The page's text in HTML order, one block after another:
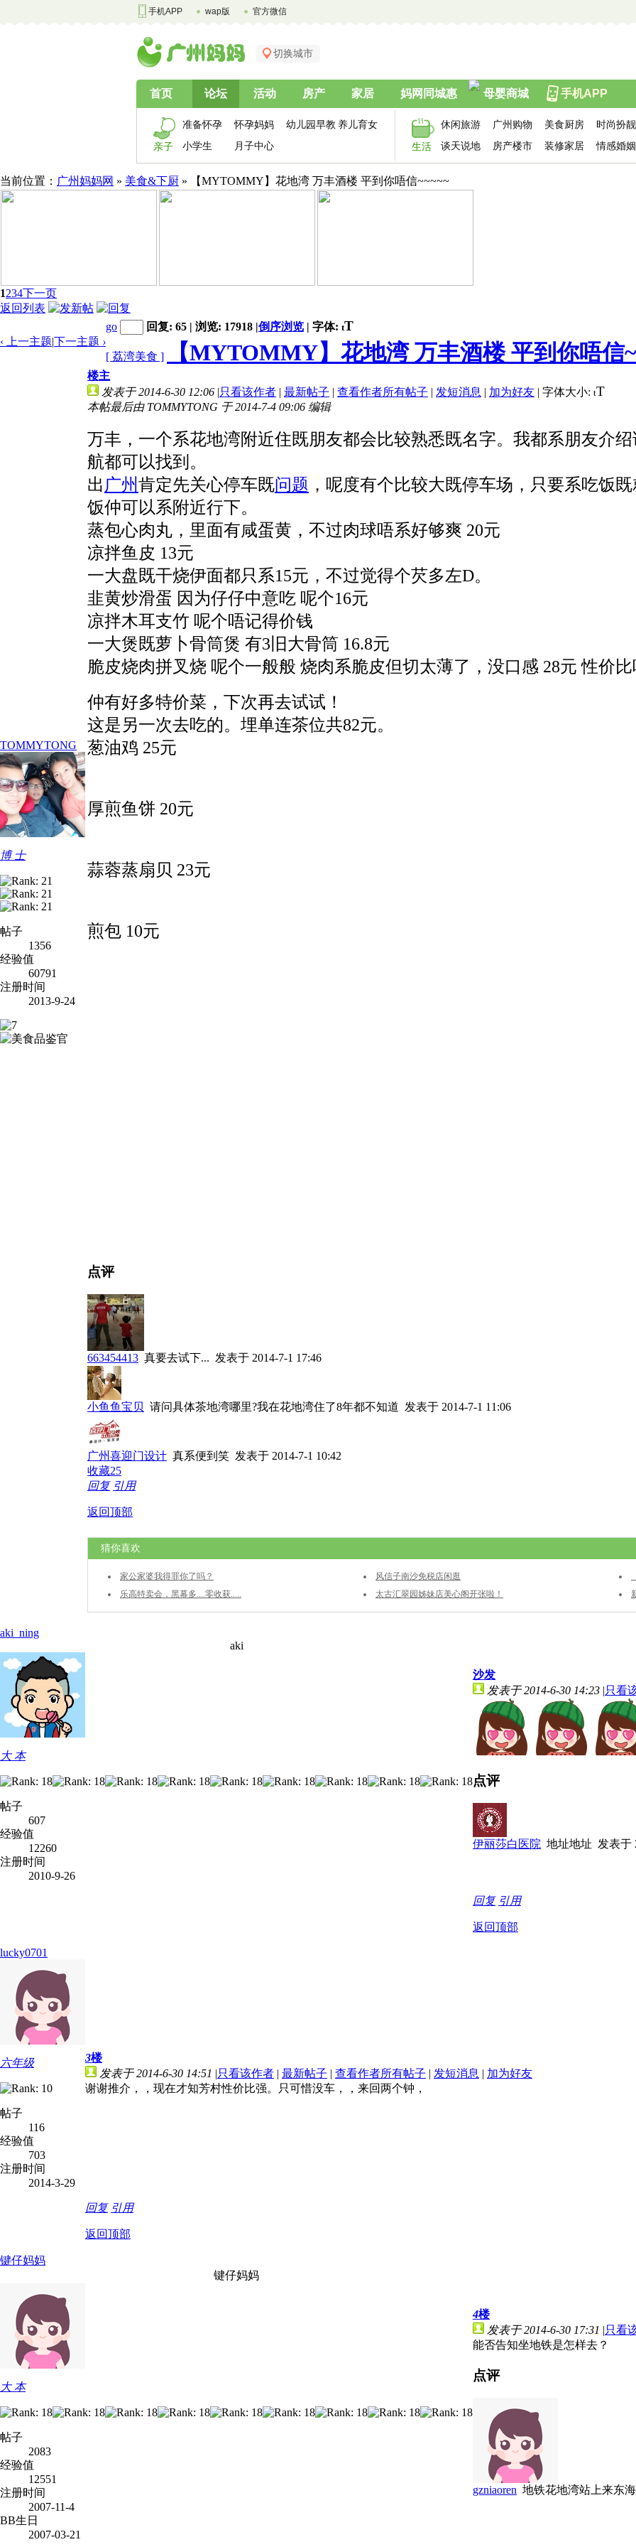
手机APP wap版 官方微信
切换城市
首页 论坛 活动 房产 家居 妈网同城惠 母婴商城 手机APP
亲子
准备怀孕 怀孕妈妈 幼儿园早教 养儿育女
小学生
月子中心 生活
休闲旅游 广州购物 美食厨房
时尚扮靓
谈天说地
房产楼市 装修家居 情感婚姻
当前位置： 广州妈妈网 » 美食&下厨 » 【MYTOMMY】花地湾 万丰酒楼 平到你唔信~~~~~
1234下一页
返回列表
‹ 上一主题|下一主题 ›
go 回复: 65 | 浏览: 17918 |倒序浏览 | 字体: tT
[ 荔湾美食 ] 【MYTOMMY】花地湾 万丰酒楼 平到你唔信
TOMMYTONG
博 士
帖子
1356
经验值
60791
注册时间
2013-9-24
楼主
发表于 2014-6-30 12:06 |只看该作者 | 最新帖子 | 查看作者所有帖子 | 发短消息 | 加为好友 | 字体大小: tT
本帖最后由 TOMMYTONG 于 2014-7-4 09:06 编辑
万丰，一个系花地湾附近住既朋友都会比较熟悉既名字。我都系朋友介
航都可以找到。
出 广州肯定先关心停车既问题 ，呢度有个比较大既停车场，只要系吃饭
饭仲可以系附近行下。
蒸包心肉丸，里面有咸蛋黄，不过肉球唔系好够爽 20元
凉拌鱼皮 13元
一大盘既干烧伊面都只系15元，不过觉得个芡多左D。
韭黄炒滑蛋 因为仔仔中意吃 呢个16元
凉拌木耳支竹 呢个唔记得价钱
一大煲既萝卜骨筒煲 有3旧大骨筒 16.8元
脆皮烧肉拼叉烧 呢个一般般 烧肉系脆皮但切太薄了，没口感 28元 性价
仲有好多特价菜，下次再去试试！
这是另一次去吃的。埋单连茶位共82元。
葱油鸡 25元
厚煎鱼饼 20元
蒜蓉蒸扇贝 23元
煎包 10元
点评
663454413 真要去试下... 发表于 2014-7-1 17:46
小鱼鱼宝贝 请问具体茶地湾哪里?我在花地湾住了8年都不知道 发表于 2014-7-1 11:06
广州喜迎门设计 真系便到笑 发表于 2014-7-1 10:42
收藏25
回复 引用
返回顶部
猜你喜欢
家公家婆我得罪你了吗？ 风信子南沙免税店闲逛
乐高特卖会，黑幕多....零收获..... 太古汇翠园姊妹店美心阁开张啦！
aki_ning
aki
大 本
帖子
607
经验值
12260
注册时间
2010-9-26
沙发
发表于 2014-6-30 14:23 |只看
点评
伊丽莎白医院 地址地址 发表于
回复 引用
返回顶部
lucky0701
六年级
帖子
116
经验值
703
注册时间
2014-3-29
3楼
发表于 2014-6-30 14:51 |只看该作者 | 最新帖子 | 查看作者所有帖子 | 发短消息 | 加为好友
谢谢推介，，现在才知芳村性价比强。只可惜没车，，来回两个钟，
回复 引用
返回顶部
键仔妈妈
键仔妈妈
大 本
帖子
2083
经验值
12551
注册时间
2007-11-4
BB生日
2007-03-21
4楼
发表于 2014-6-30 17:31 |只看
能否告知坐地铁是怎样去？
点评
gzniaoren 地铁花地湾站上来东